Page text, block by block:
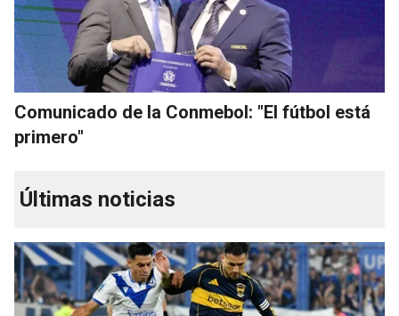
Comunicado de la Conmebol: "El fútbol está
primero"
Últimas noticias